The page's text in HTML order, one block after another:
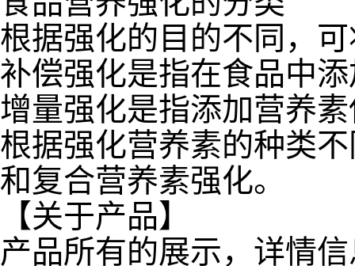
根据强化的目的不同，
补偿强化是指在食品中
增量强化是指添加营养
根据强化营养素的种类
和复合营养素强化。
【关于产品】
产品所有的展示，详情